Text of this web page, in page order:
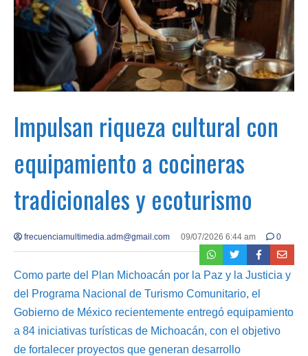
Impulsan riqueza cultural con
equipamiento a cocineras
tradicionales y ecoturismo
frecuenciamultimedia.adm@gmail.com 09/07/2026 6:44 am 0
Como parte del Plan Michoacán por la Paz y la Justicia y
del Programa Nacional de Turismo Comunitario, el
Gobierno de México recientemente entregó equipamiento
a 84 iniciativas turísticas de Michoacán, con el objetivo
de fortalecer proyectos que generan desarrollo